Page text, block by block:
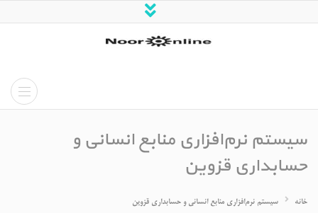
سیستم نرم‌افزاری منابع انسانی و
حسابداری قزوین
خانه سیستم نرم‌افزاری منابع انسانی و حسابداری قزوین